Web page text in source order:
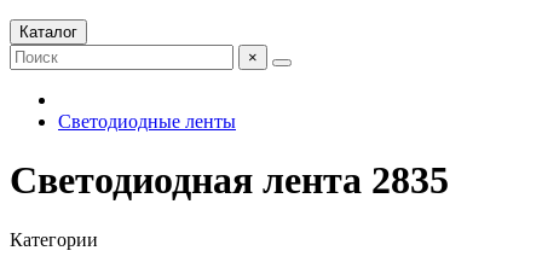
Каталог
×
Светодиодные ленты
Светодиодная лента 2835
Категории